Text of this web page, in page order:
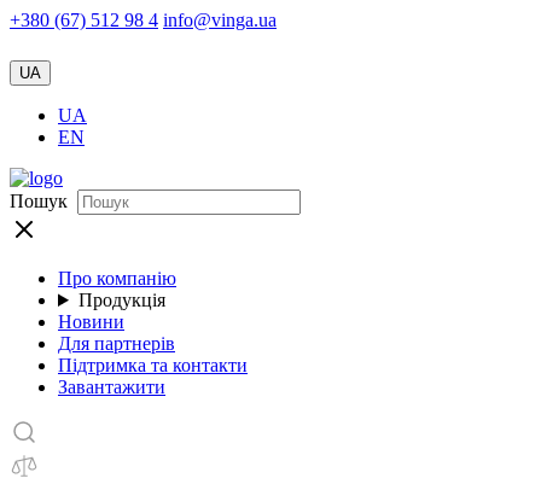
+380 (67) 512 98 4 info@vinga.ua
UA
UA
EN
Пошук
Про компанію
Продукція
Новини
Для партнерів
Підтримка та контакти
Завантажити